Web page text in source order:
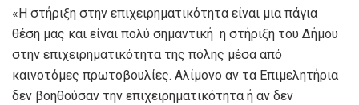
«Η στήριξη στην επιχειρηματικότητα είναι μια πάγια
θέση μας και είναι πολύ σημαντική η στήριξη του Δήμου
στην επιχειρηματικότητα της πόλης μέσα από
καινοτόμες πρωτοβουλίες. Αλίμονο αν τα Επιμελητήρια
δεν βοηθούσαν την επιχειρηματικότητα ή αν δεν